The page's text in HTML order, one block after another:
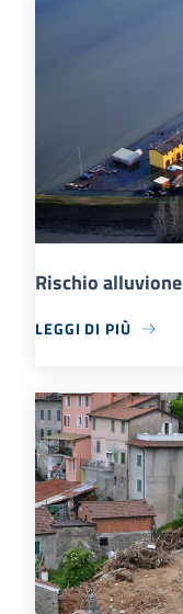
Rischio alluvione
LEGGI DI PIÙ